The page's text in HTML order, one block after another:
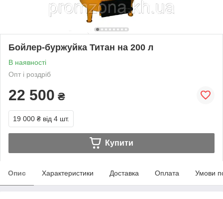
Бойлер-буржуйка Титан на 200 л
В наявності
Опт і роздріб
22 500 ₴
19 000 ₴ від 4 шт.
Купити
Опис Характеристики Доставка Оплата Умови